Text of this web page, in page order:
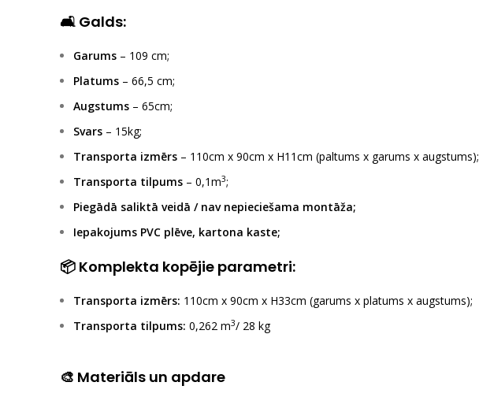
🛋 Galds:
Garums – 109 cm;
Platums – 66,5 cm;
Augstums – 65cm;
Svars – 15kg;
Transporta izmērs – 110cm x 90cm x H11cm (paltums x garums x augstums);
Transporta tilpums – 0,1m3;
Piegādā saliktā veidā / nav nepieciešama montāža;
Iepakojums PVC plēve, kartona kaste;
📦 Komplekta kopējie parametri:
Transporta izmērs: 110cm x 90cm x H33cm (garums x platums x augstums);
Transporta tilpums: 0,262 m3/ 28 kg
🎨 Materiāls un apdare